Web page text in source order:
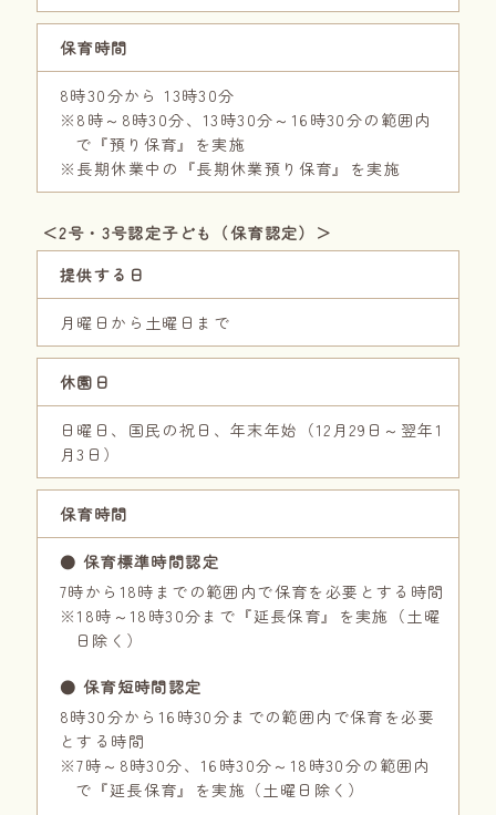
保育時間
8時30分から 13時30分
※8時～8時30分、13時30分～16時30分の範囲内
で『預り保育』を実施
※長期休業中の『長期休業預り保育』を実施
＜2号・3号認定子ども（保育認定）＞
提供する日
月曜日から土曜日まで
休園日
日曜日、国民の祝日、年末年始（12月29日～翌年1
月3日）
保育時間
● 保育標準時間認定
7時から18時までの範囲内で保育を必要とする時間
※18時～18時30分まで『延長保育』を実施（土曜
日除く）
● 保育短時間認定
8時30分から16時30分までの範囲内で保育を必要
とする時間
※7時～8時30分、16時30分～18時30分の範囲内
で『延長保育』を実施（土曜日除く）